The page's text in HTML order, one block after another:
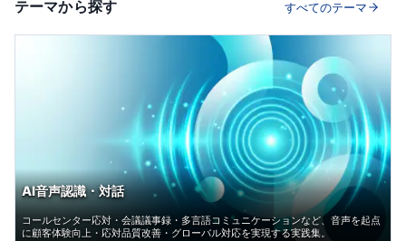
テーマから探す すべてのテーマ
AI音声認識・対話
コールセンター応対・会議議事録・多言語コミュニケーションなど、音声を起点
に顧客体験向上・応対品質改善・グローバル対応を実現する実践集。